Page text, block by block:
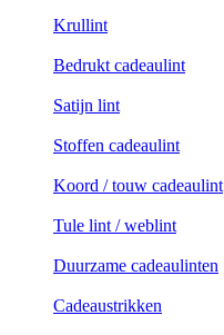
Krullint
Bedrukt cadeaulint
Satijn lint
Stoffen cadeaulint
Koord / touw cadeaulint
Tule lint / weblint
Duurzame cadeaulinten
Cadeaustrikken